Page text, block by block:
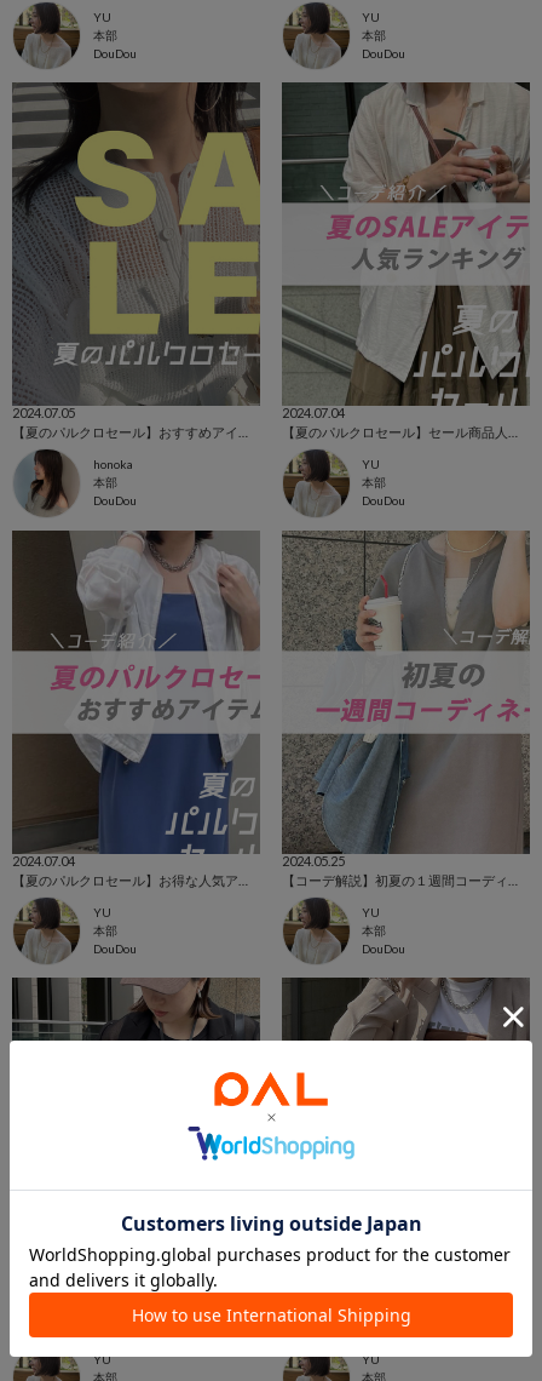
YU
本部
DouDou
YU
本部
DouDou
2024.07.05
honoka
本部
DouDou
2024.07.04
YU
本部
DouDou
2024.07.04
YU
本部
DouDou
2024.05.25
YU
本部
DouDou
【夏の準備！】夏でも肌を出したくない人必見アイテム！
YU
本部
2024.04.17
YU
本部